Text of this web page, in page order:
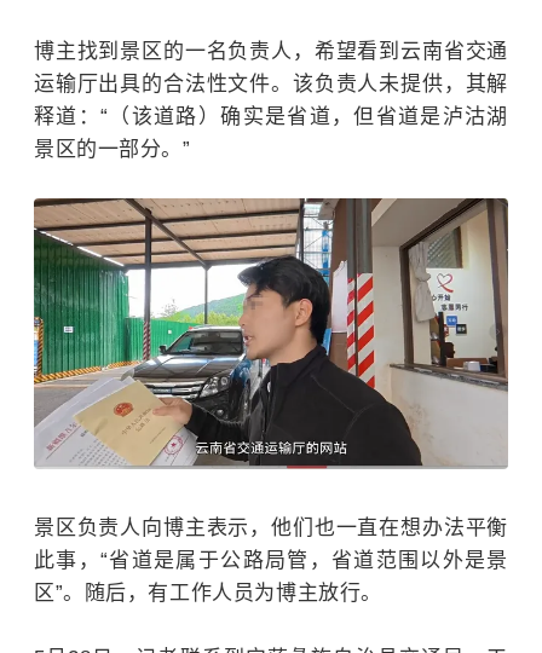
博主找到景区的一名负责人，希望看到云南省交通
运输厅出具的合法性文件。该负责人未提供，其解
释道：“（该道路）确实是省道，但省道是泸沽湖
景区的一部分。”
景区负责人向博主表示，他们也一直在想办法平衡
此事，“省道是属于公路局管，省道范围以外是景
区”。随后，有工作人员为博主放行。